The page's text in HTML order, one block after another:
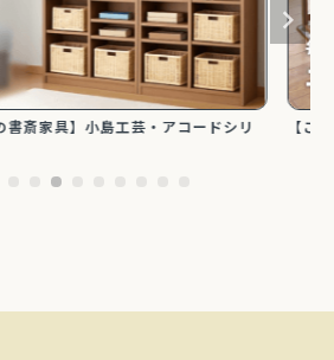
書斎家具】小島工芸・アコードシリ
【こ